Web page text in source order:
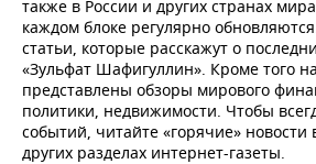
также в России и других странах
каждом блоке регулярно
статьи, которые расскажут о
«Зульфат Шафигуллин». Кроме того
представлены обзоры мирового
политики, недвижимости. Чтобы
событий, читайте «горячие» новости
других разделах интернет-газеты.